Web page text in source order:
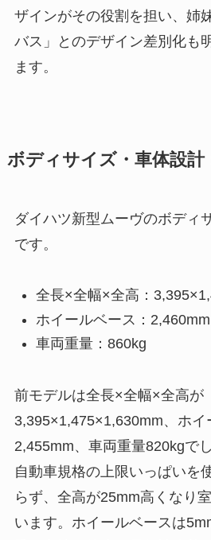
ザインがその役割を担い、姉
バス」とのデザイン差別化も
ます。
ボディサイズ・車体設計
ダイハツ新型ムーヴのボディ
です。
全長×全幅×全高：
ホイールベース：2,460mm
車両重量：860kg
前モデルは全長×全幅×全高が
3,395×1,475×1,630mm、ホイ
2,455mm、車両重量820kgで
自動車規格の上限いっぱいを
らず、全高が25mm高くなり
います。ホイールベースは